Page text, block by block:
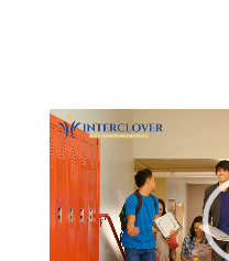
Видеоплеер